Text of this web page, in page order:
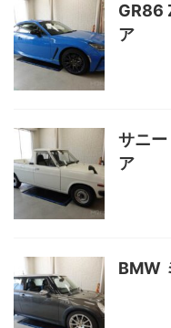
GR86
ア
サニ
ア
BMW